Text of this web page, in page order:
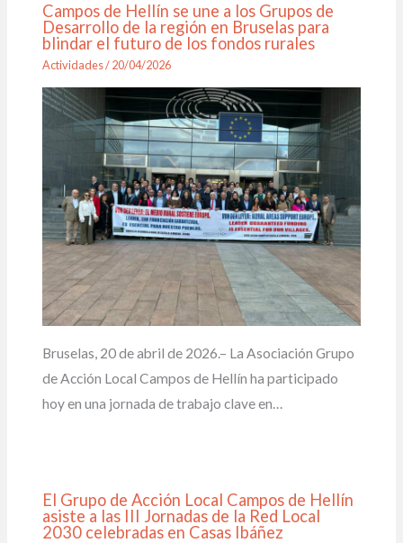
Campos de Hellín se une a los Grupos de
Desarrollo de la región en Bruselas para
blindar el futuro de los fondos rurales
Actividades/20/04/2026
Bruselas, 20 de abril de 2026.– La Asociación Grupo
de Acción Local Campos de Hellín ha participado
hoy en una jornada de trabajo clave en…
El Grupo de Acción Local Campos de Hellín
asiste a las III Jornadas de la Red Local
2030 celebradas en Casas Ibáñez